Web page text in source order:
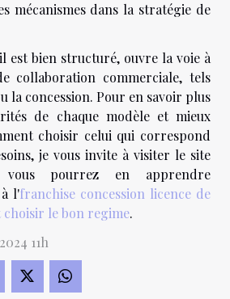
mécanismes dans la stratégie de
est bien structuré, ouvre la voie à
collaboration commerciale, tels
la concession. Pour en savoir plus
de chaque modèle et mieux
choisir celui qui correspond
je vous invite à visiter le site
vous pourrez en apprendre
l'franchise concession licence de
choisir le bon regime.
11h